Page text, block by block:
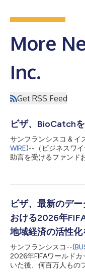
More
Inc.
Get RSS Feed
ビザ、BioCatch
サンフランシスコ &
WIRE)--（ビジネスワ
助言を受けるファンド
と発表しました。
ューションを補完する
詐欺、マネー・ミュー
自社とその顧客をより
ています。 BioCatchは
ーストローク、タッチ
ション、行動、デバイ
を分析することで、不
罪者をリアルタイムで
ビザ、最新のデ
おける2026年
地域経済の活性
サンフランシスコ--(
2026年FIFAワールド
いた後、何百万人もの